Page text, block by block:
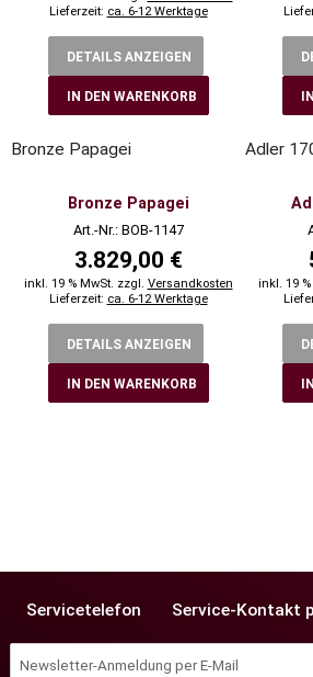
Lieferzeit: ca. 6-12 Werktage
DETAILS ANZEIGEN
IN DEN WARENKORB
Bronze Papagei
Bronze Papagei
Art.-Nr.: BOB-1147
3.829,00 €
inkl. 19 % MwSt. zzgl. Versandkosten
Lieferzeit: ca. 6-12 Werktage
DETAILS ANZEIGEN
IN DEN WARENKORB
Adler
inkl. 19
Servicetelefon Service-Kontakt